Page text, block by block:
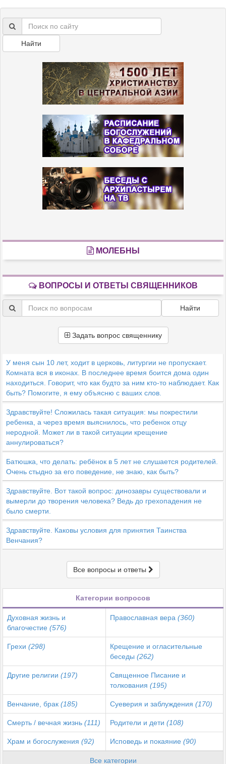
Найти
МОЛЕБНЫ
ВОПРОСЫ И ОТВЕТЫ СВЯЩЕННИКОВ
Найти
Задать вопрос священнику
У меня сын 10 лет, ходит в церковь, литургии не пропускает.
Комната вся в иконах. В последнее время боится дома один
находиться. Говорит, что как будто за ним кто-то наблюдает. Как
быть? Помогите, я ему объясню с ваших слов.
Здравствуйте! Сложилась такая ситуация: мы покрестили
ребенка, а через время выяснилось, что ребенок отцу
неродной. Может ли в такой ситуации крещение
аннулироваться?
Батюшка, что делать: ребёнок в 5 лет не слушается родителей.
Очень стыдно за его поведение, не знаю, как быть?
Здравствуйте. Вот такой вопрос: динозавры существовали и
вымерли до творения человека? Ведь до грехопадения не
было смерти.
Здравствуйте. Каковы условия для принятия Таинства
Венчания?
Все вопросы и ответы
Категории вопросов
Духовная жизнь и
благочестие (576)
Православная вера (360)
Грехи (298)
Крещение и огласительные
беседы (262)
Другие религии (197)
Священное Писание и
толкования (195)
Венчание, брак (185) Суеверия и заблуждения (170)
Смерть / вечная жизнь (111) Родители и дети (108)
Храм и богослужения (92) Исповедь и покаяние (90)
Все категории